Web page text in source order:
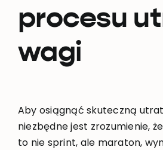
procesu
wagi
Aby osiągnąć skuteczną
niezbędne jest zrozumienie,
to nie sprint, ale maraton,